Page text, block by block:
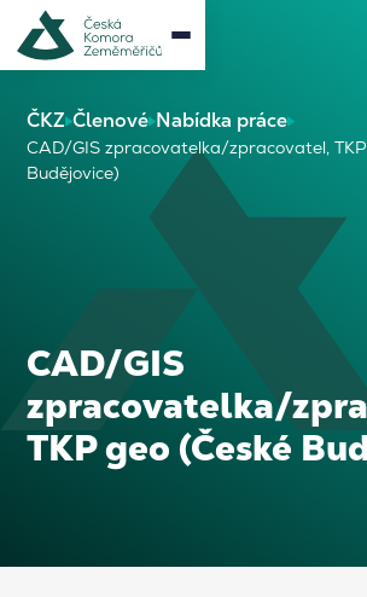
ČKZ Členové Nabídka práce
CAD/GIS zpracovatelka/zpracovatel,
Budějovice)
CAD/GIS
zpracovatelka/
TKP geo (České